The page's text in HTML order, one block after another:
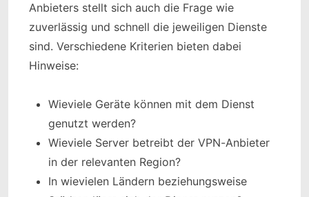
Anbieters stellt sich auch die Frage wie
zuverlässig und schnell die jeweiligen Dienste
sind. Verschiedene Kriterien bieten dabei
Hinweise:
Wieviele Geräte können mit dem Dienst
genutzt werden?
Wieviele Server betreibt der VPN-Anbieter
in der relevanten Region?
In wievielen Ländern beziehungsweise